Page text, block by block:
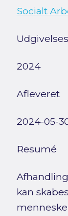
Socialt
2024
Afleveret
2024-05-
Resumé
kan